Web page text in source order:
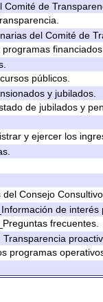
Comité de
del Comité de
públicos.
y jubilados.
de jubilados y
y ejercer los
Consejo
de interés
frecuentes.
programas